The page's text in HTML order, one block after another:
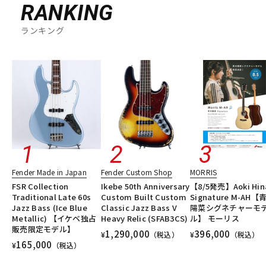
配信/ライブ機器
中古 ヴィンテージ
RANKING
ランキング
Fender Made in Japan
FSR Collection
Traditional Late 60s
Jazz Bass (Ice Blue
Metallic) 【イケベ独占
販売限定モデル】
¥165,000 （税込）
Fender Custom Shop
Ikebe 50th Anniversary
Custom Built Custom
Classic Jazz Bass V
Heavy Relic (SFAB3CS)
¥1,290,000 （税込）
MORRIS
【8/5発売】Aoki
Signature M-AH【
陽菜シグネチャーモ
ル】 モーリス
¥396,000 （税込）